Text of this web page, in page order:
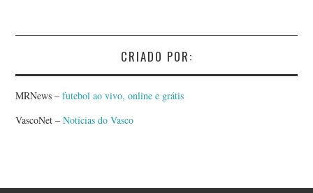
CRIADO POR:
MRNews –futebol ao vivo, online e grátis
VascoNet – Notícias do Vasco